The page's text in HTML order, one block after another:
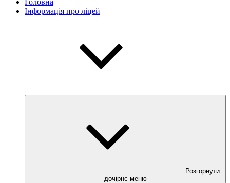
Головна
Інформація про ліцей
Розгорнути
дочірнє меню